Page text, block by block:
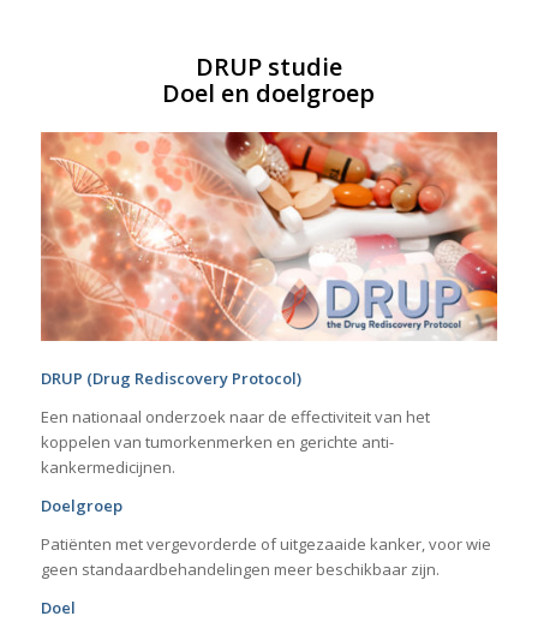
DRUP studie
Doel en doelgroep
DRUP (Drug Rediscovery Protocol)
Een nationaal onderzoek naar de effectiviteit van het
koppelen van tumorkenmerken en gerichte anti-
kankermedicijnen.
Doelgroep
Patiënten met vergevorderde of uitgezaaide kanker, voor wie
geen standaardbehandelingen meer beschikbaar zijn.
Doel